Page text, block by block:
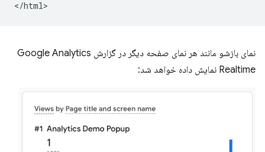
نمای بازشو مانند هر نمای صفحه دیگر در گزارش Google Analytics
Realtime نمایش داده خواهد شد: